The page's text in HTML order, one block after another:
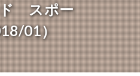
スポー
01）